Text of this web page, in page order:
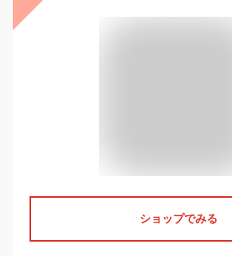
ショップでみる